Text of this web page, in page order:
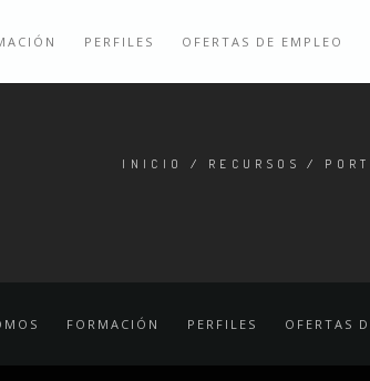
PERFILES OFERTAS DE EMPLEO
INICIO / RECURSOS /
FORMACIÓN PERFILES OFERTAS